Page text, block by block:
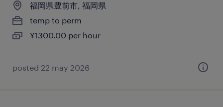
福岡県豊前市, 福岡県
temp to perm
¥1300.00 per hour
posted 22 may 2026